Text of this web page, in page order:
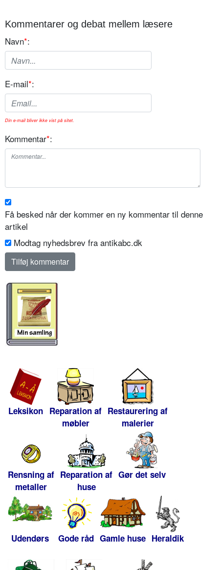
Kommentarer og debat mellem læsere
Navn*:
E-mail*:
Din e-mail bliver ikke vist på sitet.
Kommentar*:
Få besked når der kommer en ny kommentar til denne
artikel
Modtag nyhedsbrev fra antikabc.dk
Leksikon Reparation af
møbler
Restaurering af
malerier
Rensning af
metaller
Reparation af
huse
Gør det selv
Udendørs Gode råd Gamle huse Heraldik